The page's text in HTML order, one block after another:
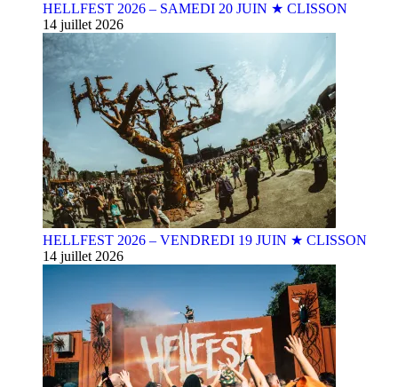
HELLFEST 2026 – SAMEDI 20 JUIN ★ CLISSON
14 juillet 2026
HELLFEST 2026 – VENDREDI 19 JUIN ★ CLISSON
14 juillet 2026